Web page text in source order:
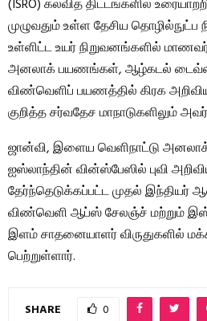
(ISRO) கல்வித் திட்டங்களில்
முழுவதும் உள்ள தேசிய
உள்ளிட்ட உயர் நிறுவனங்களில்
அனலாக் பயணங்கள், ஆழ்கடல்
விண்வெளிப் பயணத்தில் கிரக
குறித்த சர்வதேச மாநாடுகளிலும்
ஜான்வி, இளைய வெளிநாட்டு
ஐஸ்லாந்தின் வின்ஸ்பேஸில் புவி
தேர்ந்தெடுக்கப்பட்ட முதல் இந்தியர்
விண்வெளி ஆப்ஸ் சேலஞ்ச் மற்றும்
இளம் சாதனையாளர் விருதுகளில்
பெற்றுள்ளார்.
SHARE 0